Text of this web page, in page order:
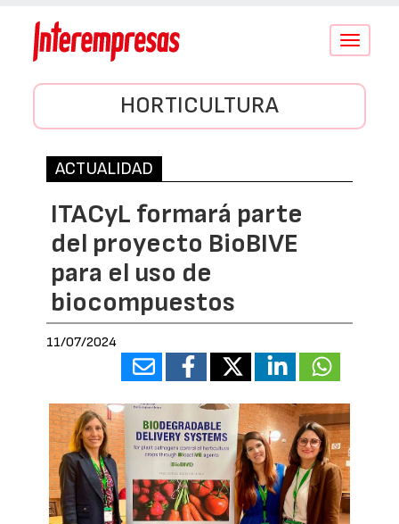
Conmutar
HORTICULTURA
ACTUALIDAD
ITACyL formará parte
del proyecto BioBIVE
para el uso de
biocompuestos
11/07/2024